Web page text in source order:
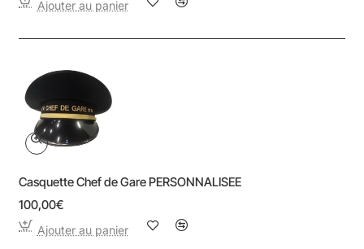
Ajouter au panier
Casquette Chef de Gare PERSONNALISEE
100,00€
Ajouter au panier